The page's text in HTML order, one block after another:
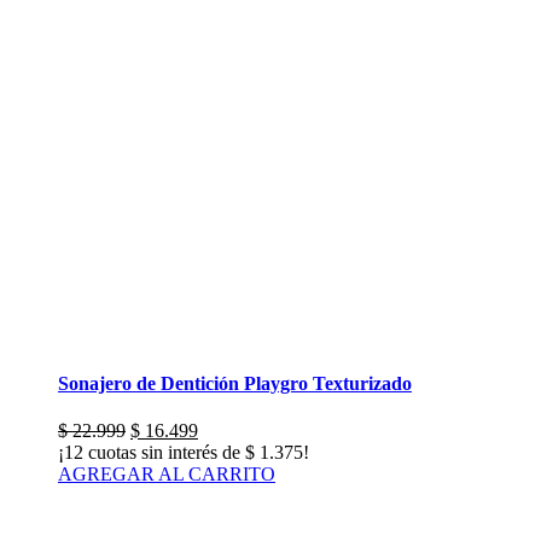
Sonajero de Dentición Playgro Texturizado
$22.999 El
precio
original
$ 16.499El
precio
actual
¡12 cuotas sin interés de $ 1.375!
AGREGAR AL CARRITO